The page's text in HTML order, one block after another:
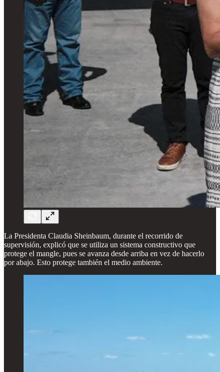
La Presidenta Claudia Sheinbaum, durante el recorrido de
supervisión, explicó que se utiliza un sistema constructivo que
protege el mangle, pues se avanza desde arriba en vez de hacerlo
por abajo. Esto protege también el medio ambiente.